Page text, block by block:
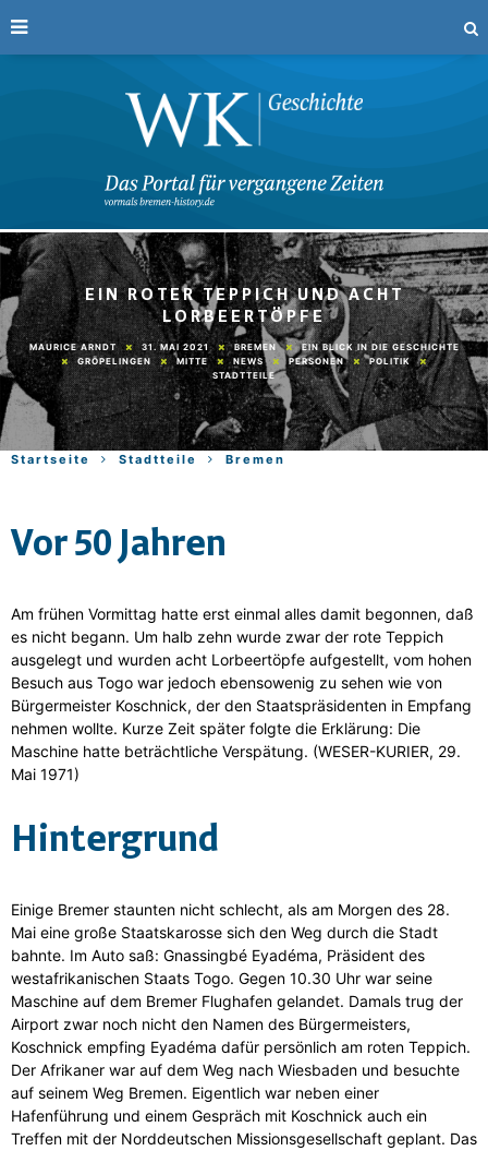
EIN ROTER TEPPICH UND ACHT
LORBEERTÖPFE
MAURICE ARNDT 31. MAI 2021 BREMEN
EIN BLICK IN DIE GESCHICHTE
GRÖPELINGEN
MITTE NEWS PERSONEN
POLITIK
STADTTEILE
Startseite Stadtteile Bremen
Vor 50 Jahren
Am frühen Vormittag hatte erst einmal alles damit begonnen, daß
es nicht begann. Um halb zehn wurde zwar der rote Teppich
ausgelegt und wurden acht Lorbeertöpfe aufgestellt, vom hohen
Besuch aus Togo war jedoch ebensowenig zu sehen wie von
Bürgermeister Koschnick, der den Staatspräsidenten in Empfang
nehmen wollte. Kurze Zeit später folgte die Erklärung: Die
Maschine hatte beträchtliche Verspätung. (WESER-KURIER, 29.
Mai 1971)
Hintergrund
Einige Bremer staunten nicht schlecht, als am Morgen des 28.
Mai eine große Staatskarosse sich den Weg durch die Stadt
bahnte. Im Auto saß: Gnassingbé Eyadéma, Präsident des
westafrikanischen Staats Togo. Gegen 10.30 Uhr war seine
Maschine auf dem Bremer Flughafen gelandet. Damals trug der
Airport zwar noch nicht den Namen des Bürgermeisters,
Koschnick empfing Eyadéma dafür persönlich am roten Teppich.
Der Afrikaner war auf dem Weg nach Wiesbaden und besuchte
auf seinem Weg Bremen. Eigentlich war neben einer
Hafenführung und einem Gespräch mit Koschnick auch ein
Treffen mit der Norddeutschen Missionsgesellschaft geplant. Das